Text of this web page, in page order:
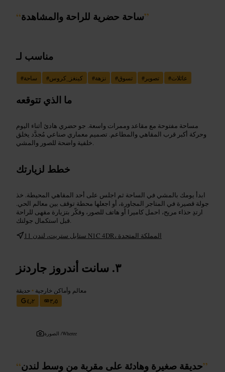
“ساحة حضرية للراحة والمشاهدة”
مناسب لـ
#ساحة #كينغز_كروس #نزهة #تسوق # تصوير #عائلات
ما الذي تتوقعه
مساحة مفتوحة مع مقاعد وممرات واسعة. جو حضري هادئ أثناء اليوم
وحركة أكبر قرب المقاهي والمطاعم. تصميم معماري صناعي مُجدَّد يخلق
خلفية واضحة للصور والمشي.
خطط لزيارتك
ابدأ يومك بالمشي في الساحة ثم اجلس على أحد المقاهي المحيطة. خذ
جولة قصيرة في المتاجر المجاورة، أو اجعلها محطة توقف بين معالم الحي.
ارتدِ حذاء مريح، احمل كاميرا أو هاتف للصور، وفكّر بتزيارة مقهى للراحة
قبل استكمال جولتك.
11 ستابل ستريت، لندن N1C 4DR، المملكة المتحدة
سانت أندروز جاردنز
معالم وأماكن خارجية • حديقة
٤٫٢
٣٫٥
الصورة /Wheree
“حديقة صغيرة وهادئة على مقربة من وسط لندن”